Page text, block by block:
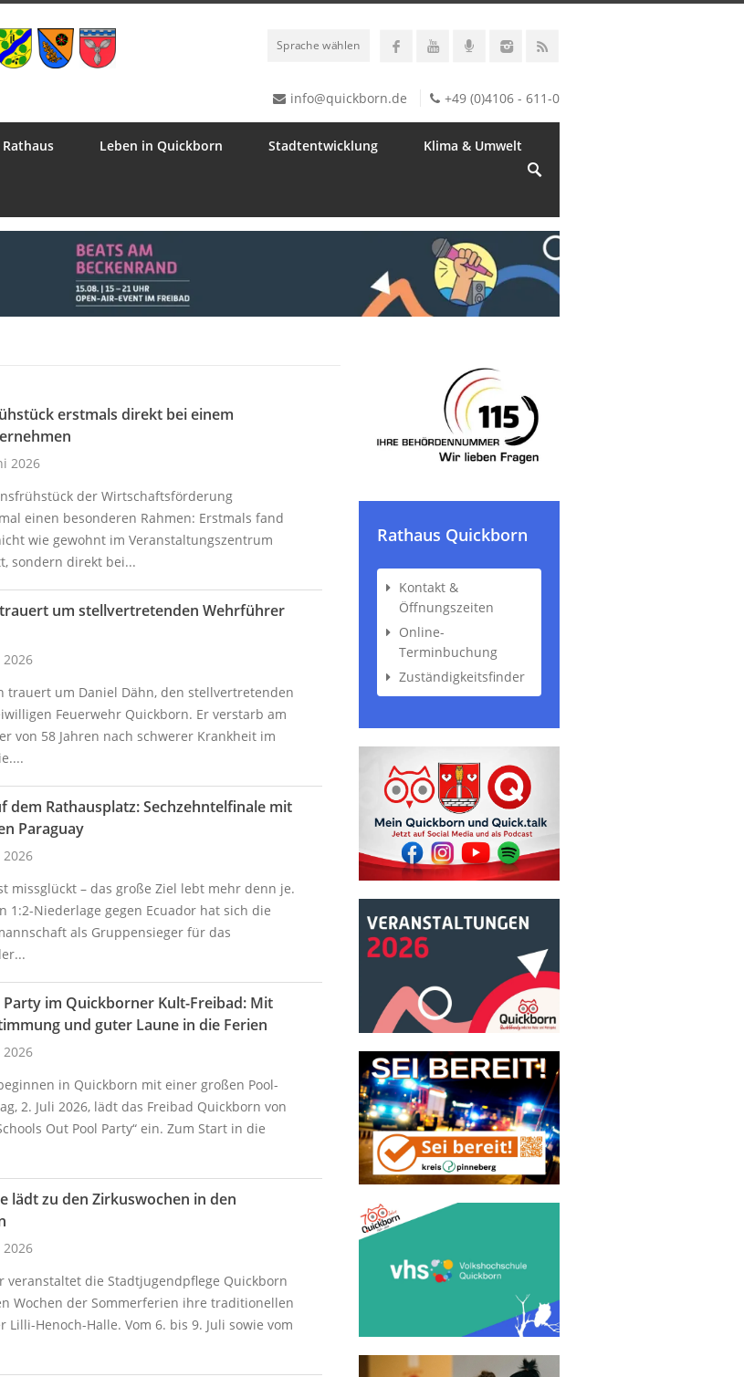
Sprache wählen
info@quickborn.de +49 (0)4106 - 611-0
Rathaus Leben in Quickborn Stadtentwicklung Klima & Umwelt
erstmals direkt bei einem
2026
der Wirtschaftsförderung
einen besonderen Rahmen: Erstmals fand
wie gewohnt im Veranstaltungszentrum
sondern direkt bei...
um stellvertretenden Wehrführer
2026
trauert um Daniel Dähn, den stellvertretenden
Feuerwehr Quickborn. Er verstarb am
von 58 Jahren nach schwerer Krankheit im
dem Rathausplatz: Sechzehntelfinale mit
Paraguay
2026
missglückt – das große Ziel lebt mehr denn je.
1:2-Niederlage gegen Ecuador hat sich die
als Gruppensieger für das
Party im Quickborner Kult-Freibad: Mit
und guter Laune in die Ferien
2026
in Quickborn mit einer großen Pool-
2. Juli 2026, lädt das Freibad Quickborn von
Out Pool Party“ ein. Zum Start in die
lädt zu den Zirkuswochen in den
2026
veranstaltet die Stadtjugendpflege Quickborn
Wochen der Sommerferien ihre traditionellen
Lilli-Henoch-Halle. Vom 6. bis 9. Juli sowie vom
Rathaus Quickborn
Kontakt &
Öffnungszeiten
Online-
Terminbuchung
Zuständigkeitsfinder